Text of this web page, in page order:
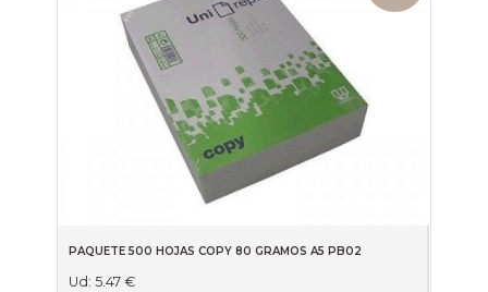
PAQUETE 500 HOJAS COPY 80 GRAMOS A5 PB02
Ud:5.47€